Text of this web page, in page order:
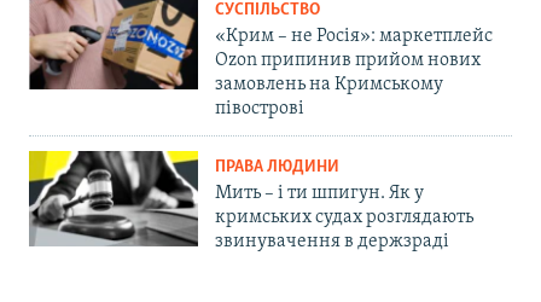
СУСПІЛЬСТВО
«Крим – не Росія»: маркетплейс
Ozon припинив прийом нових
замовлень на Кримському
півострові
ПРАВА ЛЮДИНИ
Мить – і ти шпигун. Як у
кримських судах розглядають
звинувачення в держзраді